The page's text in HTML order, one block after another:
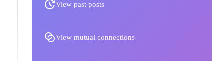
View past posts
View mutual connections